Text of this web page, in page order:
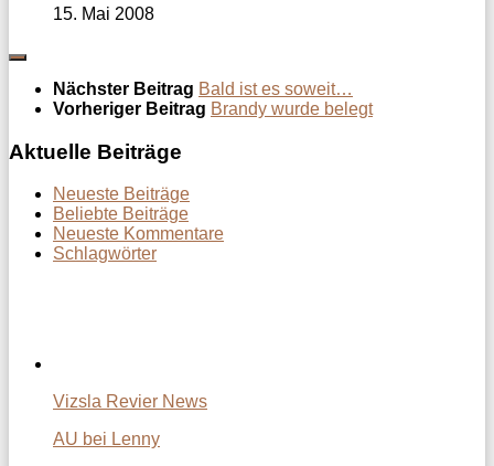
15. Mai 2008
Nächster Beitrag Bald ist es soweit…
Vorheriger Beitrag Brandy wurde belegt
Aktuelle Beiträge
Neueste Beiträge
Beliebte Beiträge
Neueste Kommentare
Schlagwörter
Vizsla Revier News
AU bei Lenny